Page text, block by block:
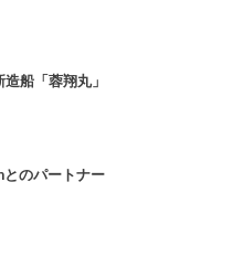
船「蓉翔丸」
のパートナー